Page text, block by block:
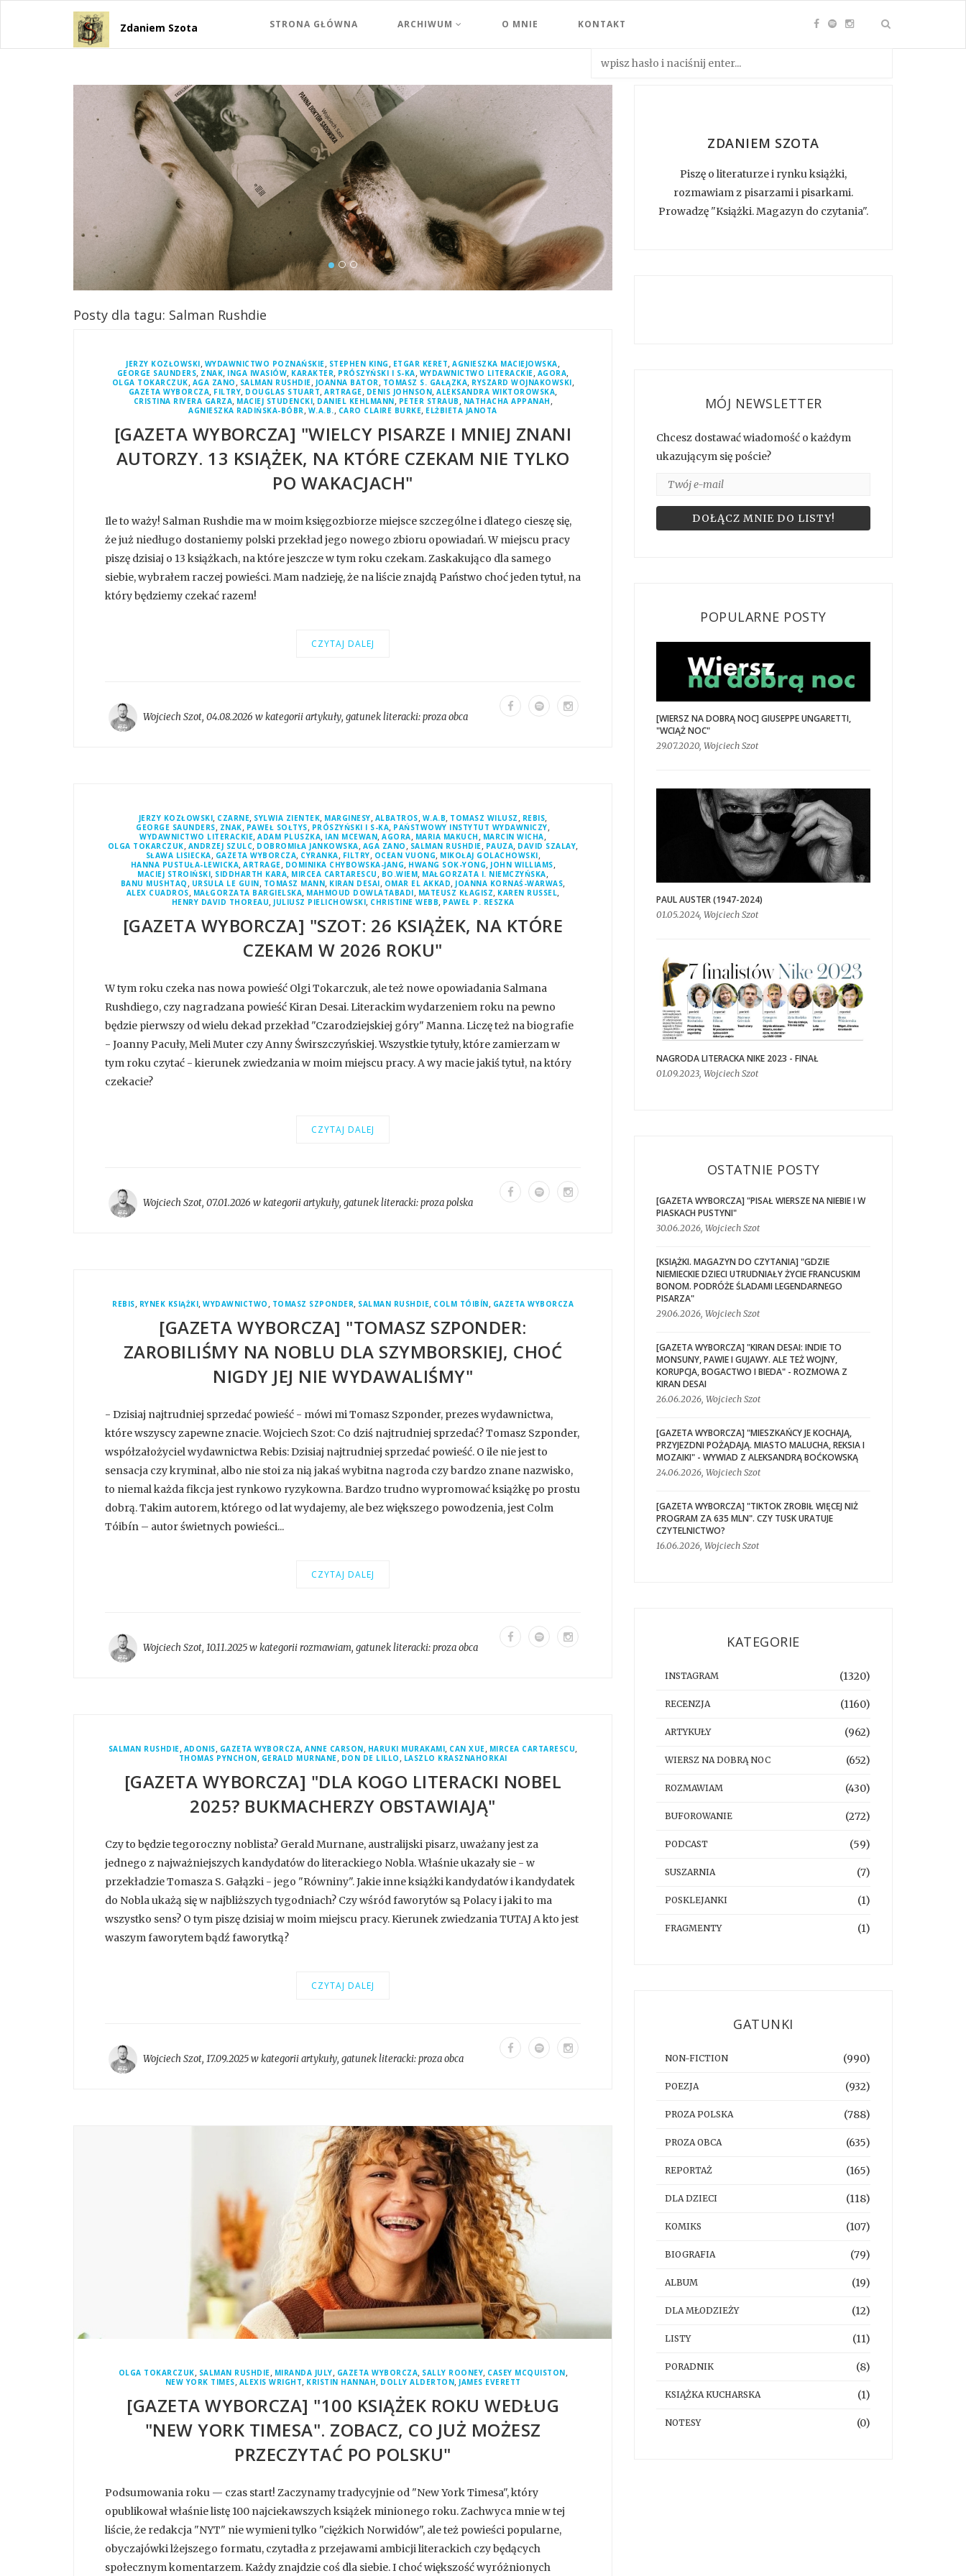
Zdaniem Szota STRONA GŁÓWNA ARCHIWUM O MNIE KONTAKT
Posty dla tagu: Salman Rushdie
JERZY KOZŁOWSKI, WYDAWNICTWO POZNAŃSKIE, STEPHEN KING , ETGAR KERET,AGNIESZKA MACIEJOWSKA,
GEORGE SAUNDERS, ZNAK, INGA IWASIÓW, KARAKTER, PRÓSZYŃSKI I S-KA, WYDAWNICTWO LITERACKIE, AGORA,
OLGA TOKARCZUK, AGA ZANO , SALMAN RUSHDIE, JOANNA BATOR, TOMASZ S. GAŁĄZKA, RYSZARD WOJNAKOWSKI,
GAZETA WYBORCZA, FILTRY, DOUGLAS STUART,ARTRAGE, DENIS JOHNSON,ALEKSANDRA WIKTOROWSKA,
CRISTINA RIVERA GARZA, MACIEJ STUDENCKI, DANIEL KEHLMANN, PETER STRAUB , NATHACHA APPANAH ,
AGNIESZKA RADIŃSKA-BÓBR, W.A.B., CARO CLAIRE BURKE, ELŻBIETA JANOTA
[GAZETA WYBORCZA] "WIELCY PISARZE I MNIEJ ZNANI
AUTORZY. 13 KSIĄŻEK, NA KTÓRE CZEKAM NIE TYLKO
PO WAKACJACH"
Ile to waży! Salman Rushdie ma w moim księgozbiorze miejsce szczególne i dlatego cieszę się,
że już niedługo dostaniemy polski przekład jego nowego zbioru opowiadań. W miejscu pracy
piszę dzisiaj o 13 książkach, na które jeszcze w tym roku czekam. Zaskakująco dla samego
siebie, wybrałem raczej powieści. Mam nadzieję, że na liście znajdą Państwo choć jeden tytuł, na
który będziemy czekać razem!
CZYTAJ DALEJ
Wojciech Szot, 04.08.2026 w kategoriiartykuły, gatunek literacki:proza obca
JERZY KOZŁOWSKI, CZARNE, SYLWIA ZIENTEK, MARGINESY, ALBATROS, W.A.B, TOMASZ WILUSZ , REBIS,
GEORGE SAUNDERS, ZNAK, PAWEŁ SOŁTYS, PRÓSZYŃSKI I S-KA, PAŃSTWOWY INSTYTUT WYDAWNICZY,
WYDAWNICTWO LITERACKIE,ADAM PLUSZKA, IAN MCEWAN,AGORA, MARIA MAKUCH , MARCIN WICHA,
OLGA TOKARCZUK, ANDRZEJ SZULC, DOBROMIŁA JANKOWSKA, AGA ZANO , SALMAN RUSHDIE, PAUZA, DAVID SZALAY,
SŁAWA LISIECKA, GAZETA WYBORCZA, CYRANKA, FILTRY, OCEAN VUONG, MIKOŁAJ GOLACHOWSKI,
HANNA PUSTUŁA-LEWICKA, ARTRAGE, DOMINIKA CHYBOWSKA-JANG, HWANG SOK-YONG, JOHN WILLIAMS,
MACIEJ STROIŃSKI, SIDDHARTH KARA, MIRCEA CARTARESCU , BO.WIEM, MAŁGORZATA I. NIEMCZYŃSKA,
BANU MUSHTAQ , URSULA LE GUIN, TOMASZ MANN, KIRAN DESAI, OMAR EL AKKAD, JOANNA KORNAŚ-WARWAS,
ALEX CUADROS, MAŁGORZATA BARGIELSKA, MAHMOUD DOWLATABADI, MATEUSZ KŁAGISZ, KAREN RUSSEL,
HENRY DAVID THOREAU, JULIUSZ PIELICHOWSKI, CHRISTINE WEBB, PAWEŁ P. RESZKA
[GAZETA WYBORCZA] "SZOT: 26 KSIĄŻEK, NA KTÓRE
CZEKAM W 2026 ROKU"
W tym roku czeka nas nowa powieść Olgi Tokarczuk, ale też nowe opowiadania Salmana
Rushdiego, czy nagradzana powieść Kiran Desai. Literackim wydarzeniem roku na pewno
będzie pierwszy od wielu dekad przekład "Czarodziejskiej góry" Manna. Liczę też na biografie
- Joanny Pacuły, Meli Muter czy Anny Świrszczyńskiej. Wszystkie tytuły, które zamierzam w
tym roku czytać - kierunek zwiedzania w moim miejscu pracy. A wy macie jakiś tytuł, na który
czekacie?
CZYTAJ DALEJ
Wojciech Szot, 07.01.2026 w kategoriiartykuły, gatunek literacki:proza polska
REBIS, RYNEK KSIĄŻKI, WYDAWNICTWO , TOMASZ SZPONDER, SALMAN RUSHDIE, COLM TÓIBÍN, GAZETA WYBORCZA
[GAZETA WYBORCZA] "TOMASZ SZPONDER:
ZAROBILIŚMY NA NOBLU DLA SZYMBORSKIEJ, CHOĆ
NIGDY JEJ NIE WYDAWALIŚMY"
- Dzisiaj najtrudniej sprzedać powieść - mówi mi Tomasz Szponder, prezes wydawnictwa,
które wszyscy zapewne znacie. Wojciech Szot: Co dziś najtrudniej sprzedać? Tomasz Szponder,
współzałożyciel wydawnictwa Rebis: Dzisiaj najtrudniej sprzedać powieść. O ile nie jest to
sensacja czy kryminał, albo nie stoi za nią jakaś wybitna nagroda czy bardzo znane nazwisko,
to niemal każda fikcja jest rynkowo ryzykowna. Bardzo trudno wypromować książkę po prostu
dobrą. Takim autorem, którego od lat wydajemy, ale bez większego powodzenia, jest Colm
Tóibín – autor świetnych powieści...
CZYTAJ DALEJ
Wojciech Szot, 10.11.2025 w kategoriirozmawiam, gatunek literacki:proza obca
SALMAN RUSHDIE, ADONIS, GAZETA WYBORCZA,ANNE CARSON, HARUKI MURAKAMI, CAN XUE, MIRCEA CARTARESCU,
THOMAS PYNCHON, GERALD MURNANE, DON DE LILLO , LASZLO KRASZNAHORKAI
[GAZETA WYBORCZA] "DLA KOGO LITERACKI NOBEL
2025? BUKMACHERZY OBSTAWIAJĄ"
Czy to będzie tegoroczny noblista? Gerald Murnane, australijski pisarz, uważany jest za
jednego z najważniejszych kandydatów do literackiego Nobla. Właśnie ukazały sie - w
przekładzie Tomasza S. Gałązki - jego "Równiny". Jakie inne książki kandydatów i kandydatek
do Nobla ukażą się w najbliższych tygodniach? Czy wśród faworytów są Polacy i jaki to ma
wszystko sens? O tym piszę dzisiaj w moim miejscu pracy. Kierunek zwiedzania TUTAJ A kto jest
waszym faworytem bądź faworytką?
CZYTAJ DALEJ
Wojciech Szot, 17.09.2025 w kategoriiartykuły, gatunek literacki:proza obca
OLGA TOKARCZUK, SALMAN RUSHDIE, MIRANDA JULY, GAZETA WYBORCZA, SALLY ROONEY, CASEY MCQUISTON,
NEW YORK TIMES, ALEXIS WRIGHT, KRISTIN HANNAH, DOLLY ALDERTON, JAMES EVERETT
[GAZETA WYBORCZA] "100 KSIĄŻEK ROKU WEDŁUG
"NEW YORK TIMESA". ZOBACZ, CO JUŻ MOŻESZ
PRZECZYTAĆ PO POLSKU"
Podsumowania roku — czas start! Zaczynamy tradycyjnie od "New York Timesa", który
opublikował właśnie listę 100 najciekawszych książek minionego roku. Zachwyca mnie w tej
liście, że redakcja "NYT" nie wymieni tylko "ciężkich Norwidów", ale też powieści popularne,
obyczajówki lżejszego formatu, czytadła z przejawami ambicji literackich czy będących
społecznym komentarzem. Każdy znajdzie coś dla siebie. I choć większość wyróżnionych
ZDANIEM SZOTA
Piszę o literaturze i rynku książki,
rozmawiam z pisarzami i pisarkami.
Prowadzę "Książki. Magazyn do czytania".
MÓJ NEWSLETTER
Chcesz dostawać wiadomość o każdym
ukazującym się poście?
POPULARNE POSTY
[WIERSZ NA DOBRĄ NOC] GIUSEPPE UNGARETTI,
"WCIĄŻ NOC"
29.07.2020, Wojciech Szot
PAUL AUSTER (1947-2024)
01.05.2024, Wojciech Szot
NAGRODA LITERACKA NIKE 2023 - FINAŁ
01.09.2023, Wojciech Szot
OSTATNIE POSTY
[GAZETA WYBORCZA] "PISAŁ WIERSZE NA NIEBIE I W
PIASKACH PUSTYNI"
30.06.2026, Wojciech Szot
[KSIĄŻKI. MAGAZYN DO CZYTANIA] "GDZIE
NIEMIECKIE DZIECI UTRUDNIAŁY ŻYCIE FRANCUSKIM
BONOM. PODRÓŻE ŚLADAMI LEGENDARNEGO
PISARZA"
29.06.2026, Wojciech Szot
[GAZETA WYBORCZA] "KIRAN DESAI: INDIE TO
MONSUNY, PAWIE I GUJAWY. ALE TEŻ WOJNY,
KORUPCJA, BOGACTWO I BIEDA" - ROZMOWA Z
KIRAN DESAI
26.06.2026, Wojciech Szot
[GAZETA WYBORCZA] "MIESZKAŃCY JE KOCHAJĄ,
PRZYJEZDNI POŻĄDAJĄ. MIASTO MALUCHA, REKSIA I
MOZAIKI" - WYWIAD Z ALEKSANDRĄ BOĆKOWSKĄ
24.06.2026, Wojciech Szot
[GAZETA WYBORCZA] "TIKTOK ZROBIŁ WIĘCEJ NIŻ
PROGRAM ZA 635 MLN". CZY TUSK URATUJE
CZYTELNICTWO?
16.06.2026, Wojciech Szot
KATEGORIE
INSTAGRAM (1320)
RECENZJA (1160)
ARTYKUŁY (962)
WIERSZ NA DOBRĄ NOC (652)
ROZMAWIAM (430)
BUFOROWANIE (272)
PODCAST (59)
SUSZARNIA (7)
POSKLEJANKI (1)
FRAGMENTY (1)
GATUNKI
NON-FICTION (990)
POEZJA (932)
PROZA POLSKA (788)
PROZA OBCA (635)
REPORTAŻ (165)
DLA DZIECI (118)
KOMIKS (107)
BIOGRAFIA (79)
ALBUM (19)
DLA MŁODZIEŻY (12)
LISTY (11)
PORADNIK (8)
KSIĄŻKA KUCHARSKA (1)
NOTESY (0)